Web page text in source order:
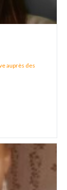
auprès des